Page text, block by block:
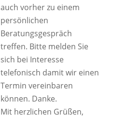
auch vorher zu einem
persönlichen
Beratungsgespräch
treffen. Bitte melden Sie
sich bei Interesse
telefonisch damit wir einen
Termin vereinbaren
können. Danke.
Mit herzlichen Grüßen,